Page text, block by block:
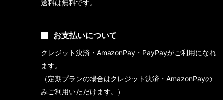
送料は無料です。
お支払いについて
クレジット決済・AmazonPay・PayPayがご利用になれ
ます。
（定期プランの場合はクレジット決済・AmazonPayの
みご利用いただけます。）